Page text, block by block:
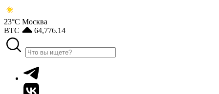
23°С Москва
BTC
64,776.14